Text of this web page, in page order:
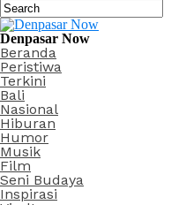
Denpasar Now
Beranda
Peristiwa
Terkini
Bali
Nasional
Hiburan
Humor
Musik
Film
Seni Budaya
Inspirasi